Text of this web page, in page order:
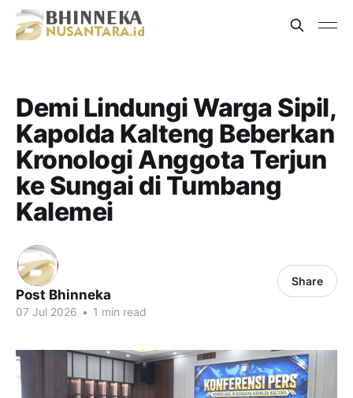
Demi Lindungi Warga Sipil,
Kapolda Kalteng Beberkan
Kronologi Anggota Terjun
ke Sungai di Tumbang
Kalemei
Post Bhinneka
07 Jul 2026 • 1 min read
Share